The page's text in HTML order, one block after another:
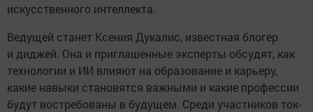
искусственного интеллекта.
Ведущей станет Ксения Дукалис, известная блогер
и диджей. Она и приглашенные эксперты обсудят, как
технологии и ИИ влияют на образование и карьеру,
какие навыки становятся важными и какие профессии
будут востребованы в будущем. Среди участников ток-